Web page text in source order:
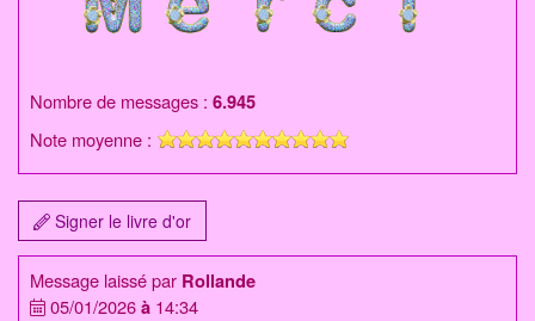
Nombre de messages : 6.945
Note moyenne :
Signer le livre d'or
Message laissé par Rollande
05/01/2026à 14:34